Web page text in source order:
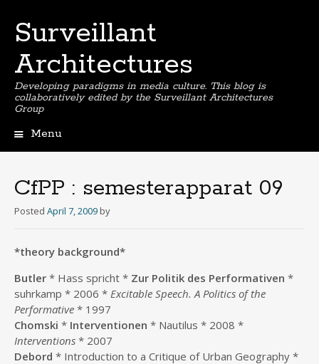
Surveillant
Architectures
Developing paradigms in media culture. This blog is
collaboratively edited by the Surveillant Architectures
Group
Menu
CfPP : semesterapparat 09
Posted April 7, 2009 by
*theory background*
Butler * Hass spricht * Zur Politik des Performativen *
suhrkamp * 2006 * Excitable Speech. A Politics of the
Performative * 1997
Chomski * Interventionen * Nautilus * 2008 *
Interventions * 2007
Debord * Introduction to a Critique of Urban Geography *